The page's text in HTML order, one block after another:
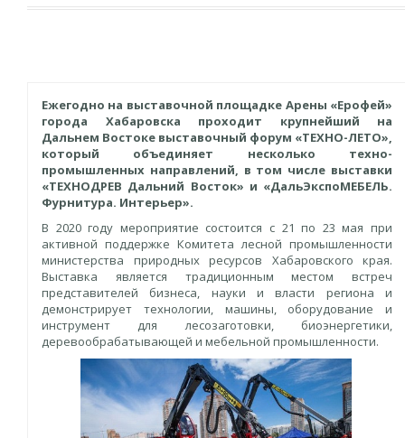
Ежегодно на выставочной площадке Арены «Ерофей»
города Хабаровска проходит крупнейший на
Дальнем Востоке выставочный форум «ТЕХНО-ЛЕТО»,
который объединяет несколько техно-
промышленных направлений, в том числе выставки
«ТЕХНОДРЕВ Дальний Восток» и «ДальЭкспоМЕБЕЛЬ.
Фурнитура. Интерьер».
В 2020 году мероприятие состоится с 21 по 23 мая при
активной поддержке Комитета лесной промышленности
министерства природных ресурсов Хабаровского края.
Выставка является традиционным местом встреч
представителей бизнеса, науки и власти региона и
демонстрирует технологии, машины, оборудование и
инструмент для лесозаготовки, биоэнергетики,
деревообрабатывающей и мебельной промышленности.